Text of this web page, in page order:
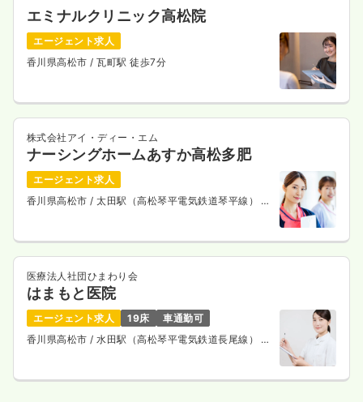
エミナルクリニック高松院
エージェント求人
香川県高松市 / 瓦町駅 徒歩7分
株式会社アイ・ディー・エム
ナーシングホームあすか高松多肥
エージェント求人
香川県高松市 / 太田駅（高松琴平電気鉄道琴平線） 徒
医療法人社団ひまわり会
はまもと医院
エージェント求人 19床
車通勤可
香川県高松市 / 水田駅（高松琴平電気鉄道長尾線） 車